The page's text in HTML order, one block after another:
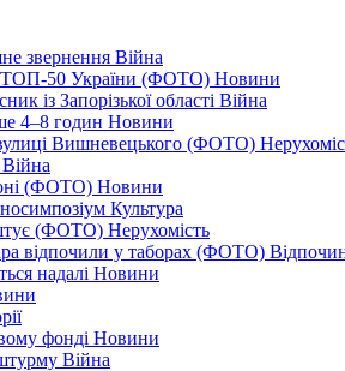
звернення Війна
до ТОП-50 України (ФОТО) Новини
із Запорізької області Війна
4–8 годин Новини
вулиці Вишневецького (ФОТО)
Війна
(ФОТО) Новини
Культура
(ФОТО) Нерухомість
відпочили у таборах (ФОТО)
надалі Новини
фонді Новини
Війна